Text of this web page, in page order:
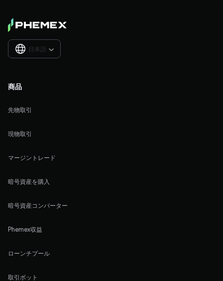
日本語 
商品
先物取引
現物取引
マージントレード
暗号資産を購入
暗号資産コンバーター
Phemex収益
ローンチプール
取引ボット